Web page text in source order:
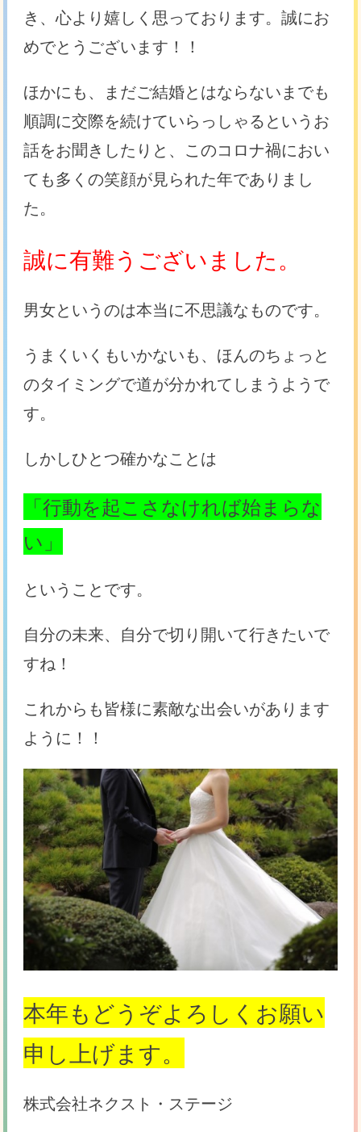
き、心より嬉しく思っております。誠にお
めでとうございます！！
ほかにも、まだご結婚とはならないまでも
順調に交際を続けていらっしゃるというお
話をお聞きしたりと、このコロナ禍におい
ても多くの笑顔が見られた年でありまし
た。
誠に有難うございました。
男女というのは本当に不思議なものです。
うまくいくもいかないも、ほんのちょっと
のタイミングで道が分かれてしまうようで
す。
しかしひとつ確かなことは
「行動を起こさなければ始まらな
い」
ということです。
自分の未来、自分で切り開いて行きたいで
すね！
これからも皆様に素敵な出会いがあります
ように！！
本年もどうぞよろしくお願い
申し上げます。
株式会社ネクスト・ステージ